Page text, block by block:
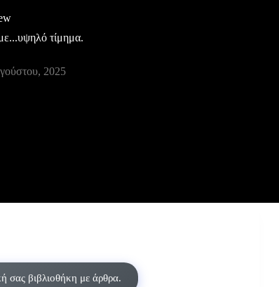
τίμημα.
2025
σας βιβλιοθήκη με άρθρα.